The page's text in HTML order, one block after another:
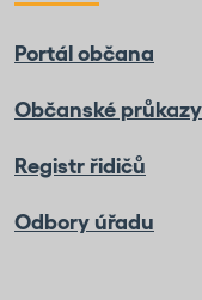
Portál občana
Občanské průkazy
Registr řidičů
Odbory úřadu